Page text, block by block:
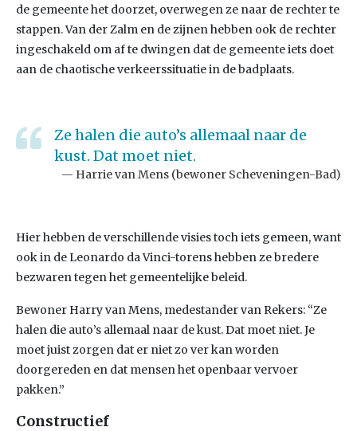
de gemeente het doorzet, overwegen ze naar de rechter te
stappen. Van der Zalm en de zijnen hebben ook de rechter
ingeschakeld om af te dwingen dat de gemeente iets doet
aan de chaotische verkeerssituatie in de badplaats.
Ze halen die auto’s allemaal naar de
kust. Dat moet niet.
Harrie van Mens (bewoner Scheveningen-Bad)
Hier hebben de verschillende visies toch iets gemeen, want
ook in de Leonardo da Vinci-torens hebben ze bredere
bezwaren tegen het gemeentelijke beleid.
Bewoner Harry van Mens, medestander van Rekers: “Ze
halen die auto’s allemaal naar de kust. Dat moet niet. Je
moet juist zorgen dat er niet zo ver kan worden
doorgereden en dat mensen het openbaar vervoer
pakken.”
Constructief